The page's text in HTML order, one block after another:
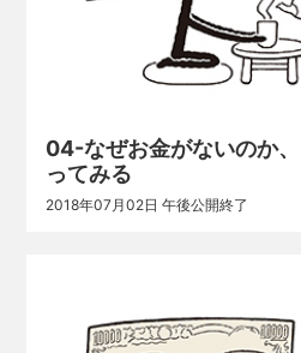
04-なぜお金がないのか
ってみる
2018年07月02日 午後公開終了